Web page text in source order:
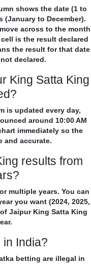
shows the date (1 to
(January to December).
across to the month
is the result declared
the result for that date
declared.
King Satta King
is updated every day,
around 10:00 AM
immediately so the
and accurate.
results from
multiple years. You can
you want (2024, 2025,
Jaipur King Satta King
in India?
betting are illegal in